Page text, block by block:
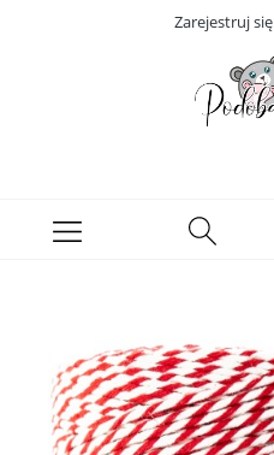
Zarejestruj się